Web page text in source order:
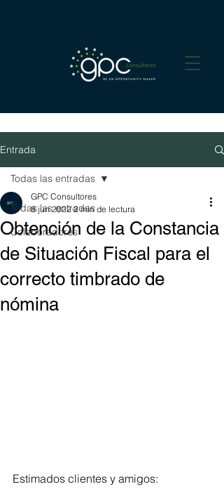
Entrada
Todas las entradas
Colaboradores
Todas las entradas
Obtención de la Constancia
de Situación Fiscal para el
correcto timbrado de
nómina
GPC Consultores
8 jun 2022 2 min de lectura
Estimados clientes y amigos: